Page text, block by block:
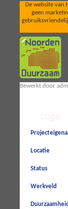
De website van
geen
Bewerkt door
Locatie
Status
Werkveld